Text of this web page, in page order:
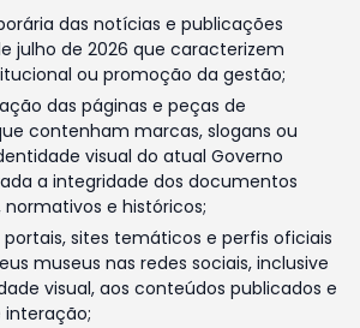
das notícias e publicações
julho de 2026 que caracterizem
ou promoção da gestão;
das páginas e peças de
contenham marcas, slogans ou
visual do atual Governo
a integridade dos documentos
e históricos;
sites temáticos e perfis oficiais
museus nas redes sociais, inclusive
visual, aos conteúdos publicados e
interação;